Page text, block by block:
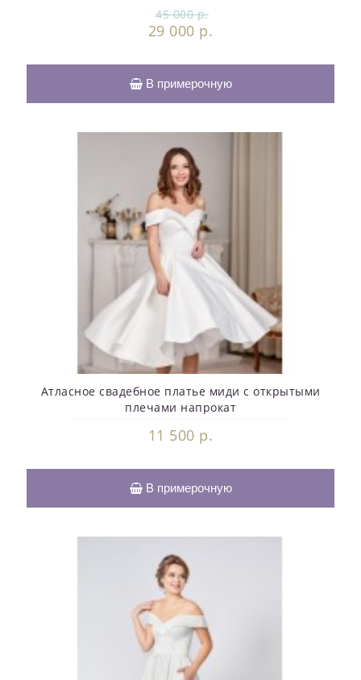
45 000 р.
29 000 р.
В примерочную
Атласное свадебное платье миди с открытыми
плечами напрокат
11 500 р.
В примерочную